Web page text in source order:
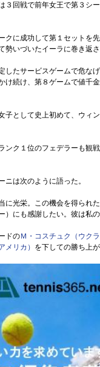
３回戦で前年女王で第３シ
クに成功して第１セットを
いづいたイーラに巻き返
したサービスゲームで危な
け続け、第８ゲームで値千
子として史上初めて、ウィ
ンク１位のフェデラーも観
は次のように語った。
に光栄。この機会を得られ
にも感謝したい。彼は私の
ドのＭ・コスチュク（ウクラ
メリカ） を下しての勝ち上が